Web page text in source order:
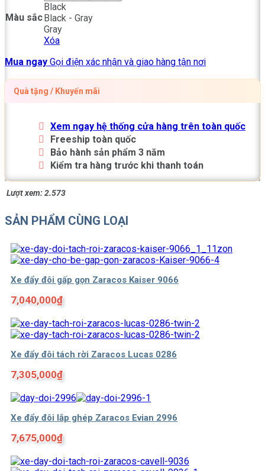
Màu sắc
Black
Black - Gray
Gray
Xóa
Mua ngay Gọi điện xác nhận và giao hàng tận nơi
Quà tặng / Khuyến mãi
Xem ngay hệ thống cửa hàng trên toàn quốc
Freeship toàn quốc
Bảo hành sản phẩm 3 năm
Kiểm tra hàng trước khi thanh toán
Lượt xem:2.573
SẢN PHẨM CÙNG LOẠI
Xe đẩy đôi gấp gọn Zaracos Kaiser 9066
7,040,000₫
Xe đẩy đôi tách rời Zaracos Lucas 0286
7,305,000₫
Xe đẩy đôi lắp ghép Zaracos Evian 2996
7,675,000₫